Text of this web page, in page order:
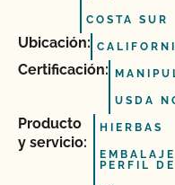
COSTA SUR
Ubicación:
Certificación:
USDA
Producto
y servicio:
HIERBAS
PERFIL